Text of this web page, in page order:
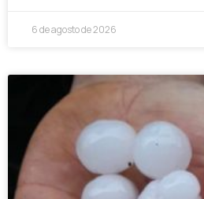
6 de agosto de 2026